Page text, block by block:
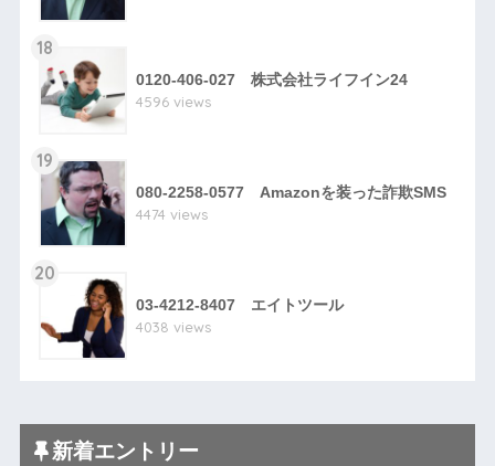
18
0120-406-027 株式会社ライフイン24
4596 views
19
080-2258-0577 Amazonを装った詐欺SMS
4474 views
20
03-4212-8407 エイトツール
4038 views
新着エントリー